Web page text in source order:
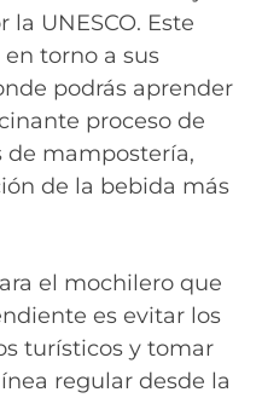
UNESCO. Este
torno a sus
podrás aprender
proceso de
de mampostería,
de la bebida más
el mochilero que
es evitar los
turísticos y tomar
regular desde la